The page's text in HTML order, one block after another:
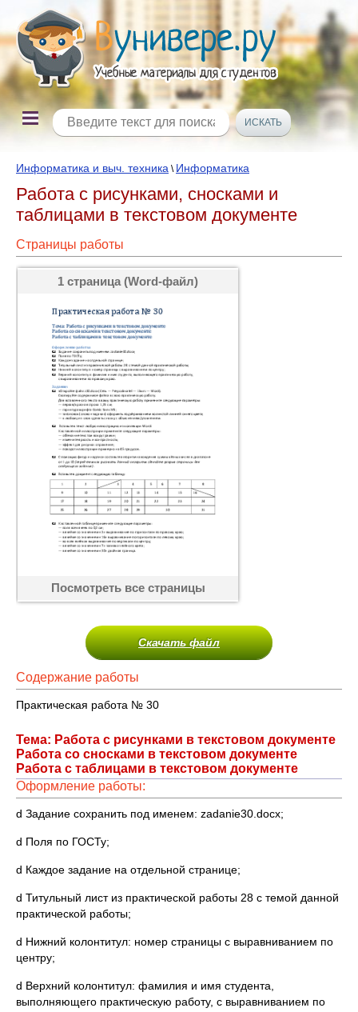
Информатика и выч. техника \ Информатика
Работа с рисунками, сносками и
таблицами в текстовом документе
Страницы работы
1 страница (Word-файл)
Посмотреть все страницы
Скачать файл
Содержание работы
Практическая работа № 30
Тема: Работа с рисунками в текстовом документе
Работа со сносками в текстовом документе
Работа с таблицами в текстовом документе
Оформление работы:
d Задание сохранить под именем: zadanie30.docx;
d Поля по ГОСТу;
d Каждое задание на отдельной странице;
d Титульный лист из практической работы 28 с темой данной
практической работы;
d Нижний колонтитул: номер страницы с выравниванием по
центру;
d Верхний колонтитул: фамилия и имя студента,
выполняющего практическую работу, с выравниванием по